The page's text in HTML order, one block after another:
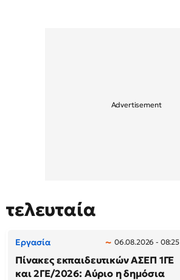
τελευταία
Εργασία 06.08.2026 - 08:25
Πίνακες εκπαιδευτικών ΑΣΕΠ 1ΓΕ
και 2ΓΕ/2026: Αύριο η δημόσια